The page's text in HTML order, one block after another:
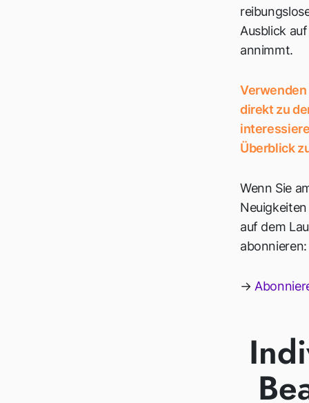
Ausblick
annimmt.
Verwenden
direkt zu
Überblick
Wenn Sie
auf dem
abonnieren:
→